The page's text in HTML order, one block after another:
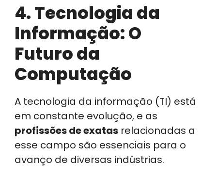
4. Tecnologia da
Informação: O
Futuro da
Computação
A tecnologia da informação (TI) está
em constante evolução, e as
profissões de exatas relacionadas a
esse campo são essenciais para o
avanço de diversas indústrias.